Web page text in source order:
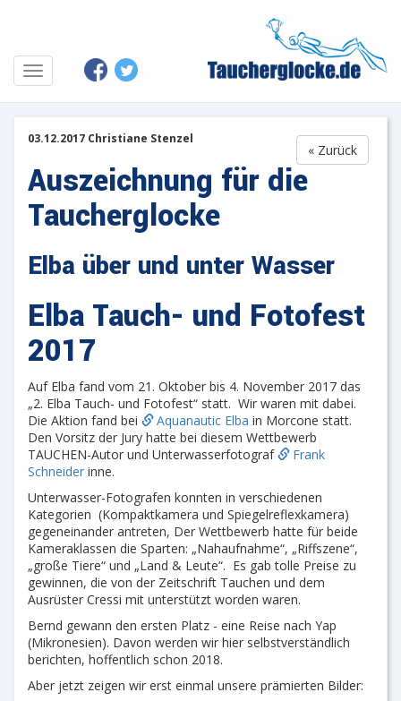
« Zurück
03.12.2017 Christiane Stenzel
Auszeichnung für die
Taucherglocke
Elba über und unter Wasser
Elba Tauch- und Fotofest
2017
Auf Elba fand vom 21. Oktober bis 4. November 2017 das
„2. Elba Tauch- und Fotofest“ statt. Wir waren mit dabei.
Die Aktion fand bei
Aquanautic Elba in Morcone statt.
Den Vorsitz der Jury hatte bei diesem Wettbewerb
TAUCHEN-Autor und Unterwasserfotograf
Frank
Schneider inne.
Unterwasser-Fotografen konnten in verschiedenen
Kategorien (Kompaktkamera und Spiegelreflexkamera)
gegeneinander antreten, Der Wettbewerb hatte für beide
Kameraklassen die Sparten: „Nahaufnahme“, „Riffszene“,
„große Tiere“ und „Land & Leute“. Es gab tolle Preise zu
gewinnen, die von der Zeitschrift Tauchen und dem
Ausrüster Cressi mit unterstützt worden waren.
Bernd gewann den ersten Platz - eine Reise nach Yap
(Mikronesien). Davon werden wir hier selbstverständlich
berichten, hoffentlich schon 2018.
Aber jetzt zeigen wir erst einmal unsere prämierten Bilder: